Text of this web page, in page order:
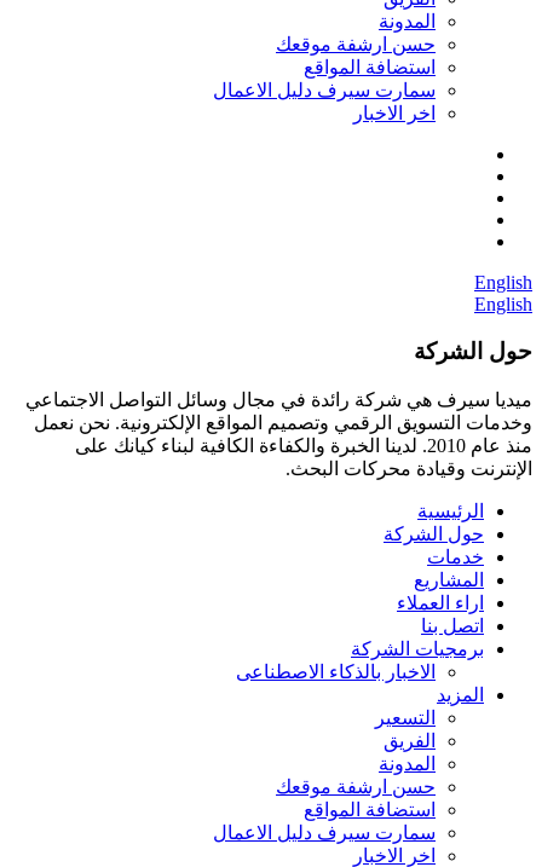
المدونة
حسن ارشفة موقعك
استضافة المواقع
سمارت سيرف دليل الاعمال
اخر الاخبار
English
English
حول الشركة
ميديا ​​سيرف هي شركة رائدة في مجال وسائل التواصل الاجتماعي
وخدمات التسويق الرقمي وتصميم المواقع الإلكترونية. نحن نعمل
منذ عام 2010. لدينا الخبرة والكفاءة الكافية لبناء كيانك على
الإنترنت وقيادة محركات البحث.
الرئيسية
حول الشركة
خدمات
المشاريع
اراء العملاء
اتصل بنا
برمجيات الشركة
الاخبار بالذكاء الاصطناعى
المزيد
التسعير
الفريق
المدونة
حسن ارشفة موقعك
استضافة المواقع
سمارت سيرف دليل الاعمال
اخر الاخبار